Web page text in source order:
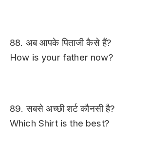
88. अब आपके पिताजी कैसे हैं?
How is your father now?
89. सबसे अच्छी शर्ट कौनसी है?
Which Shirt is the best?